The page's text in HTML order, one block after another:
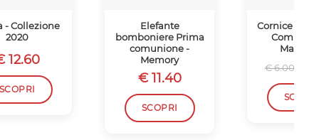
- Collezione
2020
12.60
Elefante
bomboniere Prima
comunione -
Memory
€ 11.40
SCOPRI
Cornice con
€ 6.00